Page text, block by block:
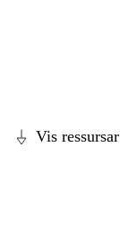
Vis ressursar